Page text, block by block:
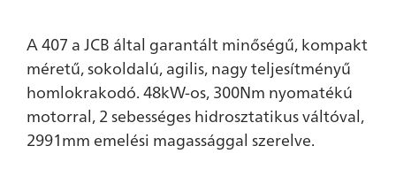
A 407 a JCB által garantált minőségű, kompakt
méretű, sokoldalú, agilis, nagy teljesítményű
homlokrakodó. 48kW-os, 300Nm nyomatékú
motorral, 2 sebességes hidrosztatikus váltóval,
2991mm emelési magassággal szerelve.